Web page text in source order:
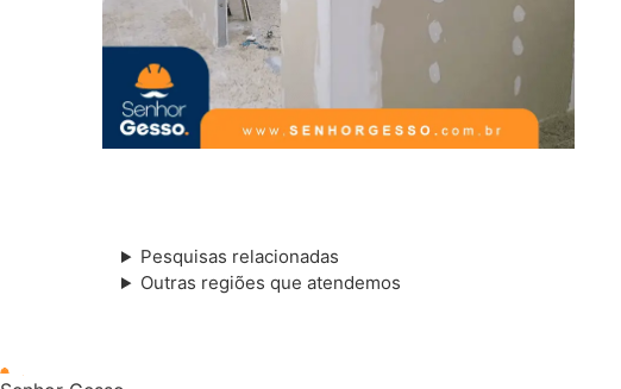
Pesquisas relacionadas
Outras regiões que atendemos